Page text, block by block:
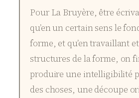
Pour La Bruyère, être
qu’en un certain sens le
forme, et qu’en travaillant
structures de la forme, on
produire une intelligibilité
des choses, une découpe